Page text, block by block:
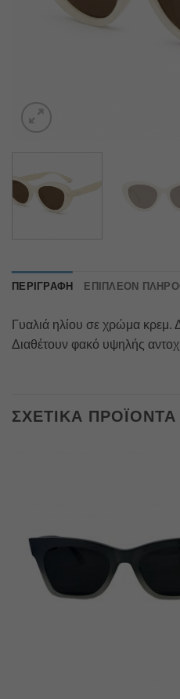
ΠΕΡΙΓΡΑΦΉ ΕΠΙΠΛΈΟΝ
Γυαλιά ηλίου σε χρώμα κρεμ.
Διαθέτουν φακό υψηλής
ΣΧΕΤΙΚΆ ΠΡΟΪΌΝΤΑ